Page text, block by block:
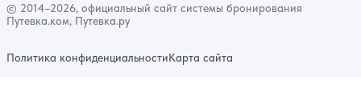
© 2014–2026, официальный сайт системы бронирования
Путевка.ком, Путевка.ру
Политика конфиденциальностиКарта сайта